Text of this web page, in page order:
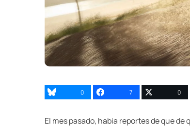
0 7 0
El mes pasado, habia reportes de que de